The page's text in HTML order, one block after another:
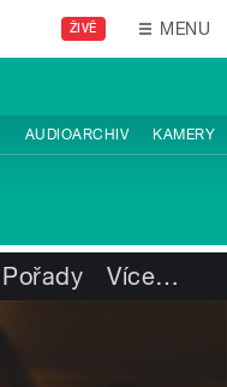
ŽIVĚ MENU
AUDIOARCHIV KAMERY
Pořady Více…